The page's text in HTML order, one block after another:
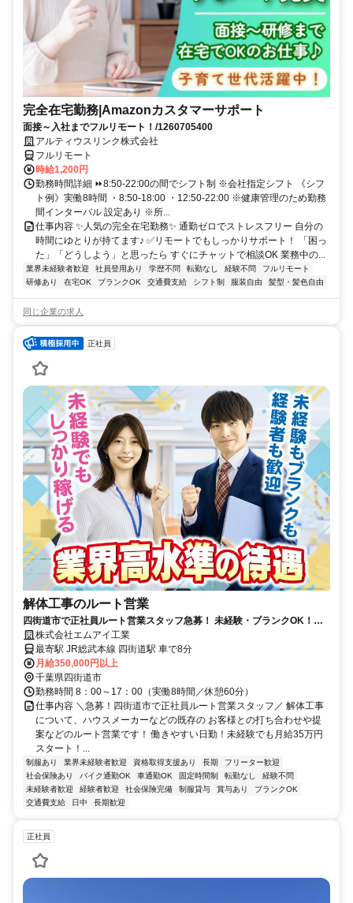
完全在宅勤務|Amazonカスタマーサポート
面接～入社までフルリモート！/1260705400
アルティウスリンク株式会社
フルリモート
時給1,200円
勤務時間詳細 ⏩8:50-22:00の間でシフト制 ※会社指定シフト 《シフ
ト例》実働8時間 ・8:50-18:00 ・12:50-22:00 ※健康管理のため勤務
間インターバル 設定あり ※所...
仕事内容 ✨人気の完全在宅勤務✨ 通勤ゼロでストレスフリー 自分の
時間にゆとりが持てます♪ ✅リモートでもしっかりサポート！ 「困っ
た」「どうしよう」と思ったら すぐにチャットで相談OK 業務中の...
業界未経験者歓迎 社員登用あり 学歴不問 転勤なし 経験不問
フルリモート
研修あり
在宅OK ブランクOK 交通費支給 シフト制 服装自由 髪型・髪色自由
同じ企業の求人
正社員
解体工事のルート営業
四街道市で正社員ルート営業スタッフ急募！ 未経験・ブランクOK！月
給35万円！年収900万円も可能！
株式会社エムアイ工業
最寄駅 JR総武本線 四街道駅 車で8分
月給350,000円以上
千葉県四街道市
勤務時間 8：00～17：00（実働8時間／休憩60分）
仕事内容 ＼急募！四街道市で正社員ルート営業スタッフ／ 解体工事
について、ハウスメーカーなどの既存の お客様との打ち合わせや提
案などのルート営業です！ 働きやすい日勤！未経験でも月給35万円
スタート！...
制服あり 業界未経験者歓迎 資格取得支援あり 長期
フリーター歓迎
社会保険あり
バイク通勤OK 車通勤OK 固定時間制 転勤なし
経験不問
未経験者歓迎
経験者歓迎 社会保険完備 制服貸与 賞与あり
ブランクOK
交通費支給
日中 長期歓迎
正社員